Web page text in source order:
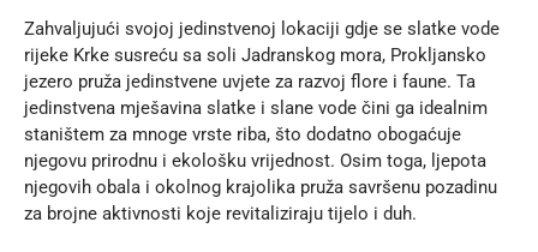
Zahvaljujući svojoj jedinstvenoj lokaciji gdje se slatke vode
rijeke Krke susreću sa soli Jadranskog mora, Prokljansko
jezero pruža jedinstvene uvjete za razvoj flore i faune. Ta
jedinstvena mješavina slatke i slane vode čini ga idealnim
staništem za mnoge vrste riba, što dodatno obogaćuje
njegovu prirodnu i ekološku vrijednost. Osim toga, ljepota
njegovih obala i okolnog krajolika pruža savršenu pozadinu
za brojne aktivnosti koje revitaliziraju tijelo i duh.